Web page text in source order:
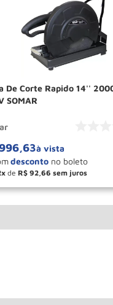
De Corte Rapido 14''
SOMAR
,63à vista
de R$ 92,66
＋